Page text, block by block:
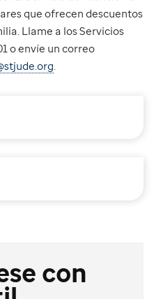
que ofrecen descuentos
Llame a los Servicios
o envíe un correo
con